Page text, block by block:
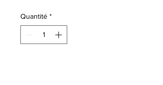
Quantité *